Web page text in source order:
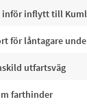
inför inflytt till
för låntagare
utfartsväg
farthinder